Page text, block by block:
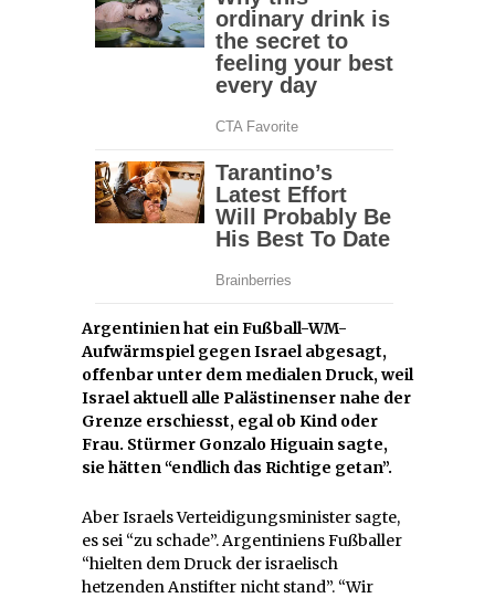
Argentinien hat ein Fußball-WM-
Aufwärmspiel gegen Israel abgesagt,
offenbar unter dem medialen Druck, weil
Israel aktuell alle Palästinenser nahe der
Grenze erschiesst, egal ob Kind oder
Frau. Stürmer Gonzalo Higuain sagte,
sie hätten “endlich das Richtige getan”.
Aber Israels Verteidigungsminister sagte,
es sei “zu schade”. Argentiniens Fußballer
“hielten dem Druck der israelisch
hetzenden Anstifter nicht stand”. “Wir